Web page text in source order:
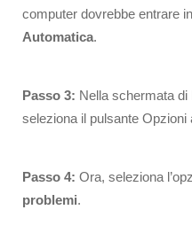
computer dovrebbe entrare
Automatica.
Passo 3: Nella schermata di
seleziona il pulsante Opzioni
Passo 4: Ora, seleziona
problemi.